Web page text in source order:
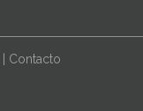
Contacto